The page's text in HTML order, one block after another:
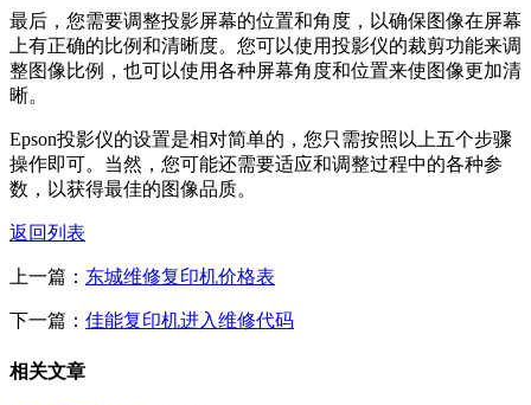
最后，您需要调整投影屏幕的位置和角度，以确保图像在屏幕
上有正确的比例和清晰度。您可以使用投影仪的裁剪功能来调
整图像比例，也可以使用各种屏幕角度和位置来使图像更加清
晰。
Epson投影仪的设置是相对简单的，您只需按照以上五个步骤
操作即可。当然，您可能还需要适应和调整过程中的各种参
数，以获得最佳的图像品质。
返回列表
上一篇： 东城维修复印机价格表
下一篇： 佳能复印机进入维修代码
相关文章